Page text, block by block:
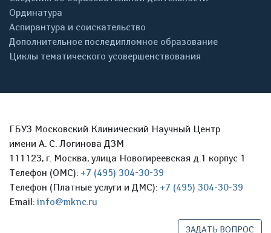
Ординатура
Аспирантура и соискательство
Дополнительное последипломное образование
Циклы тематического усовершенствования
ГБУЗ Московский Клинический Научный Центр
имени А. С. Логинова ДЗМ
111123, г. Москва, улица Новогиреевская д.1 корпус 1
Телефон (ОМС): +7 (495) 304-30-39
Телефон (Платные услуги и ДМС): +7 (495) 304-30-39
Email: info@mknc.ru
ЗАДАТЬ ВОПРОС